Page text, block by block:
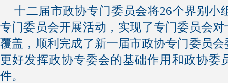
十二届市政协专门委员会将26个界别小
专门委员会开展活动，实现了专门委员会
覆盖，顺利完成了新一届市政协专门委员
更好发挥政协专委会的基础作用和政协委
件。